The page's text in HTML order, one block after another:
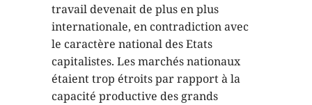
travail devenait de plus en plus
internationale, en contradiction avec
le caractère national des Etats
capitalistes. Les marchés nationaux
étaient trop étroits par rapport à la
capacité productive des grands